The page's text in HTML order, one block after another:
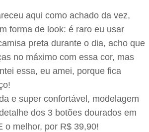
aqui como achado da vez,
forma de look: é raro eu usar
preta durante o dia, acho que
no máximo com essa cor, mas
essa, eu amei, porque fica
e super confortável, modelagem
dos 3 botões dourados em
o melhor, por R$ 39,90!